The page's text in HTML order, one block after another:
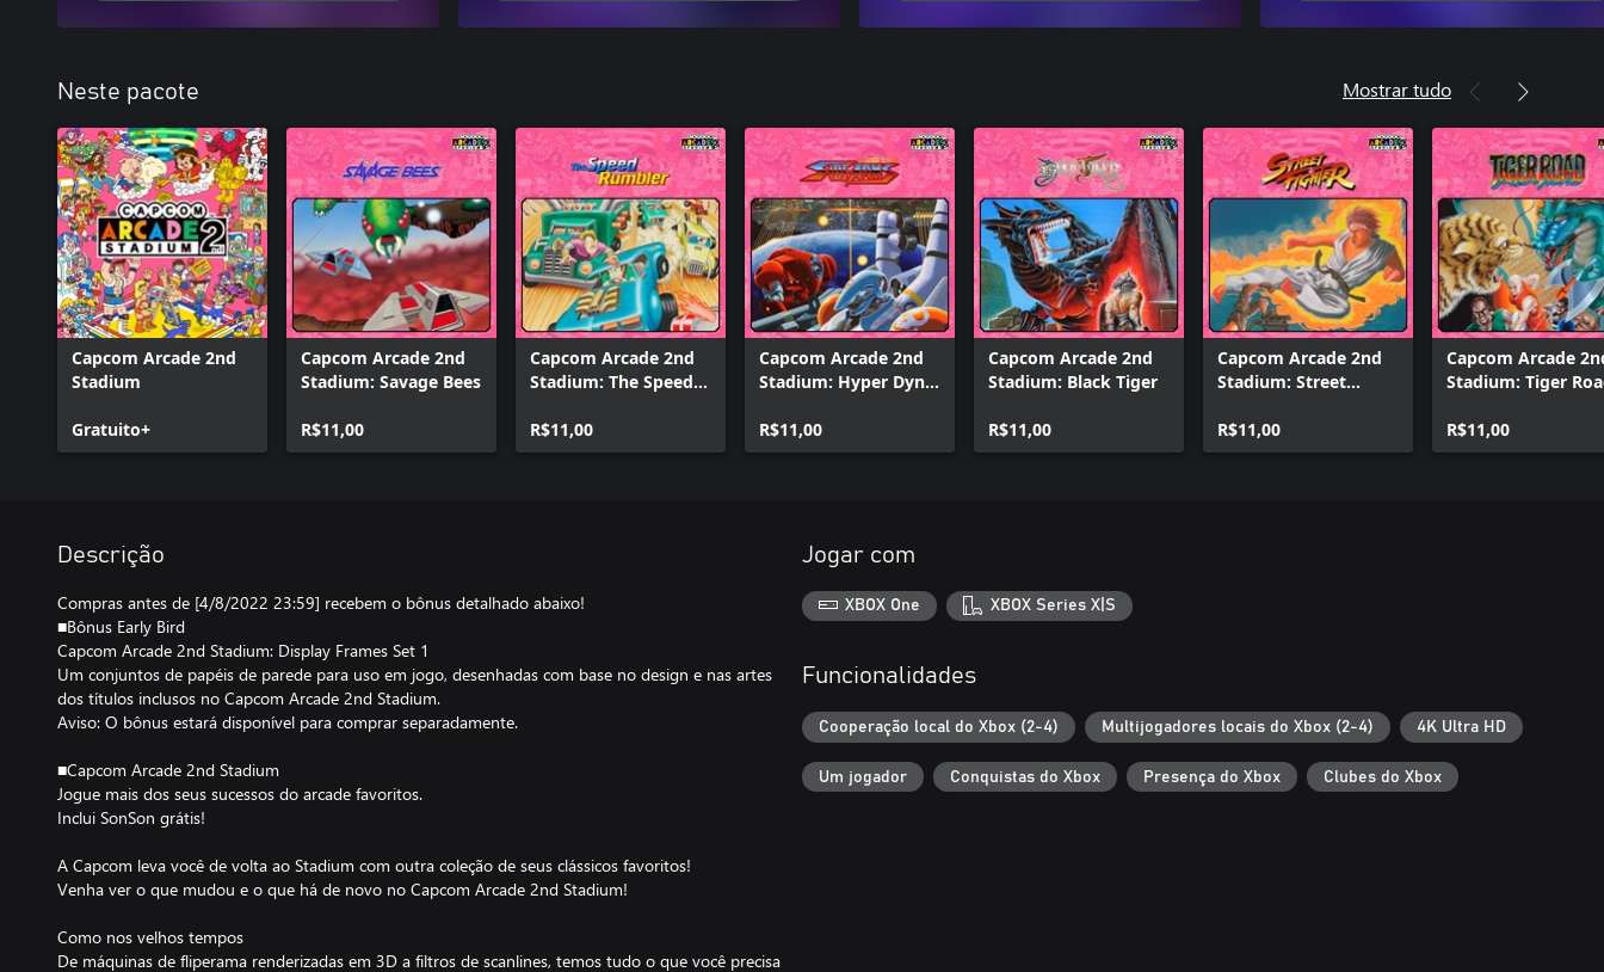
Neste pacote Mostrar tudo
Capcom Arcade 2nd
Stadium
Gratuito+
Capcom Arcade 2nd
Stadium: Savage Bees
R$11,00
Capcom Arcade 2nd
Stadium: The Speed
R$11,00
Capcom Arcade 2nd
Stadium: Hyper Dyne
R$11,00
Capcom Arcade 2nd
Stadium: Black Tiger
R$11,00
Capcom Arcade 2nd
Stadium: Street
R$11,00
Capcom Arcade
Stadium: Tiger
R$11,00
Descrição
Compras antes de [4/8/2022 23:59] recebem o bônus detalhado abaixo!
■Bônus Early Bird
Capcom Arcade 2nd Stadium: Display Frames Set 1
Um conjuntos de papéis de parede para uso em jogo, desenhadas com base no design e nas artes
dos títulos inclusos no Capcom Arcade 2nd Stadium.
Aviso: O bônus estará disponível para comprar separadamente.
■Capcom Arcade 2nd Stadium
Jogue mais dos seus sucessos do arcade favoritos.
Inclui SonSon grátis!
A Capcom leva você de volta ao Stadium com outra coleção de seus clássicos favoritos!
Venha ver o que mudou e o que há de novo no Capcom Arcade 2nd Stadium!
Como nos velhos tempos
De máquinas de fliperama renderizadas em 3D a filtros de scanlines, temos tudo o que você precisa
Jogar com
XBOX One XBOX Series X|S
Funcionalidades
Cooperação local do Xbox (2-4) Multijogadores locais do Xbox (2-4) 4K Ultra HD
Um jogador Conquistas do Xbox Presença do Xbox Clubes do Xbox